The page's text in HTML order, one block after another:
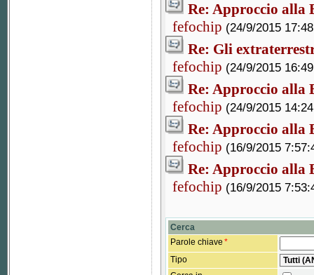
Re: Approccio alla
fefochip (24/9/2015
Re: Gli
fefochip (24/9/2015
Re: Approccio alla
fefochip (24/9/2015
Re: Approccio alla
fefochip (16/9/2015
Re: Approccio alla
fefochip (16/9/2015
Cerca
Parole chiave *
Tipo